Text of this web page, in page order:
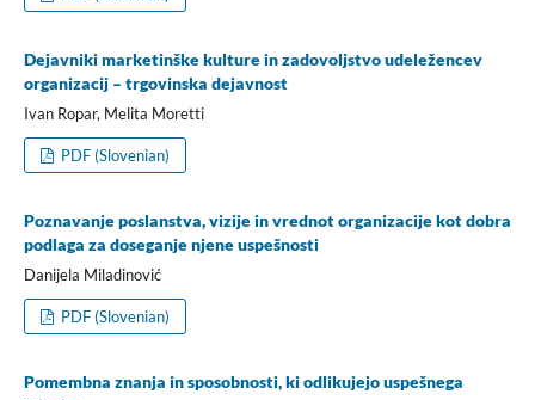
Dejavniki marketinške kulture in zadovoljstvo udeležencev
organizacij – trgovinska dejavnost
Ivan Ropar, Melita Moretti
PDF (Slovenian)
Poznavanje poslanstva, vizije in vrednot organizacije kot dobra
podlaga za doseganje njene uspešnosti
Danijela Miladinović
PDF (Slovenian)
Pomembna znanja in sposobnosti, ki odlikujejo uspešnega